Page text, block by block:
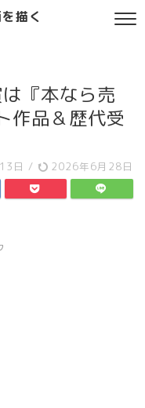
描く
『本なら売
作品＆歴代受
日 / 2026年6月28日